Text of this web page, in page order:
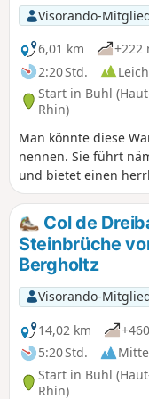
Visorando-
6,01 km
+222
2:20 Std.
Start in Buhl
Rhin)
Man könnte diese
nennen. Sie führt
und bietet einen
Grand Ballon. Eine
ehemalige
durchquert.
Col de
Steinbrüche
Bergholtz
Visorando-
14,02 km
5:20 Std.
Start in Buhl
Rhin)